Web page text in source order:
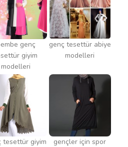
genç
giyim
modelleri
genç tesettür abiye
modelleri
tesettür giyim
gençler için spor